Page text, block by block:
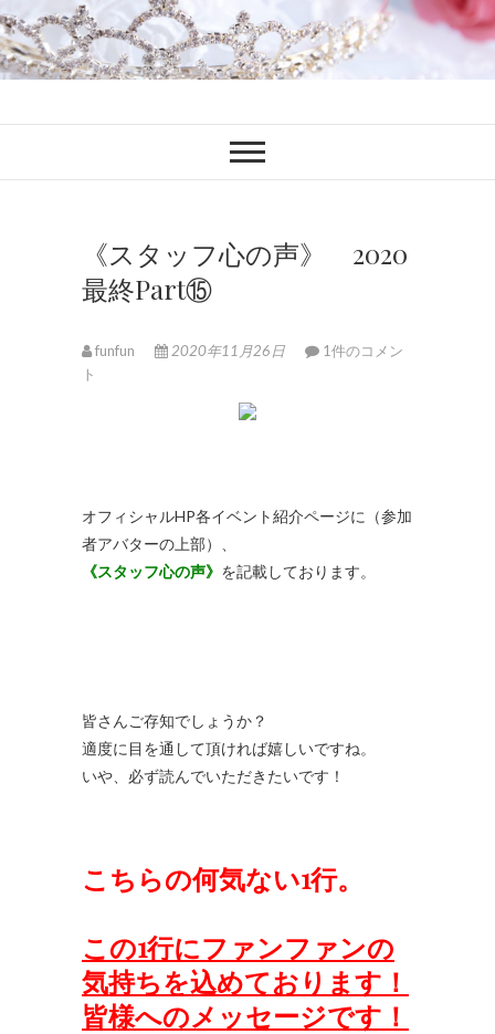
ファンブロ
《スタッフ心の声》 2020
最終Part⑮
funfun 2020年11月26日
1件のコメン
ト
オフィシャルHP各イベント紹介ページに（参加
者アバターの上部）、
《スタッフ心の声》 を記載しております。
皆さんご存知でしょうか？
適度に目を通して頂ければ嬉しいですね。
いや、必ず読んでいただきたいです！
こちらの何気ない1行。
この1行にファンファンの
気持ちを込めております！
皆様へのメッセージです！